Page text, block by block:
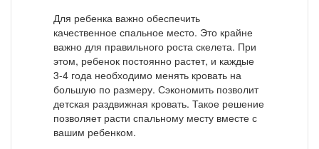
Для ребенка важно обеспечить
качественное спальное место. Это крайне
важно для правильного роста скелета. При
этом, ребенок постоянно растет, и каждые
3-4 года необходимо менять кровать на
большую по размеру. Сэкономить позволит
детская раздвижная кровать. Такое решение
позволяет расти спальному месту вместе с
вашим ребенком.